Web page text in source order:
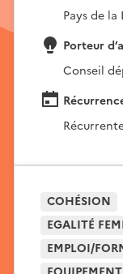
Pays de la
Porteur
Conseil
COHÉSION
EGALITÉ
EMPLOI/